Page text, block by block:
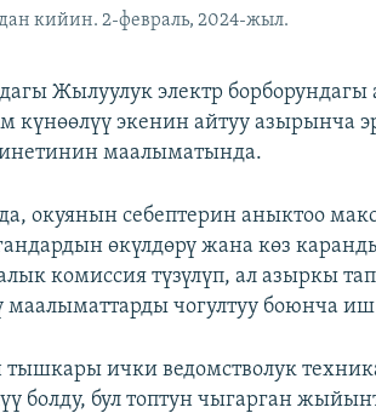
кийин. 2-февраль, 2024-жыл.
Жылуулук электр борборундагы
экенин айтуу азырынча
маалыматында.
окуянын себептерин аныктоо
өкүлдөрү жана көз
комиссия түзүлүп, ал азыркы
маалыматтарды чогултуу боюнча
тышкары ички ведомстволук
болду, бул топтун чыгарган